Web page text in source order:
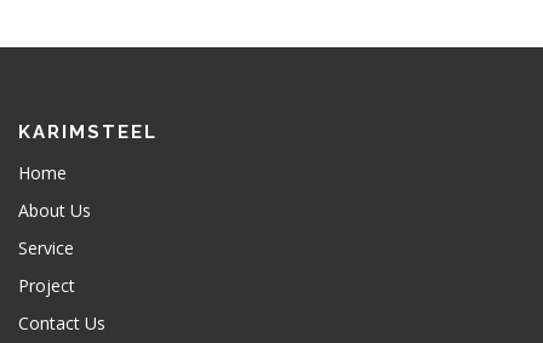
KARIMSTEEL
Home
About Us
Service
Project
Contact Us